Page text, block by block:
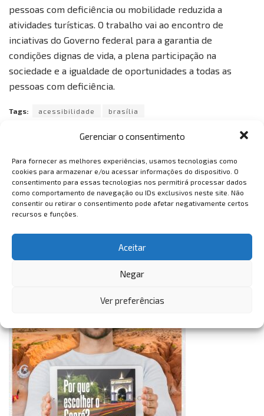
Gerenciar o consentimento
Para fornecer as melhores experiências, usamos tecnologias como
cookies para armazenar e/ou acessar informações do dispositivo. O
consentimento para essas tecnologias nos permitirá processar dados
como comportamento de navegação ou IDs exclusivos neste site. Não
consentir ou retirar o consentimento pode afetar negativamente certos
recursos e funções.
Aceitar
Negar
Ver preferências
pessoas com deficiência ou mobilidade reduzida a
atividades turísticas. O trabalho vai ao encontro de
inciativas do Governo federal para a garantia de
condições dignas de vida, a plena participação na
sociedade e a igualdade de oportunidades a todas as
pessoas com deficiência.
Tags: acessibilidade brasília
VemTambém